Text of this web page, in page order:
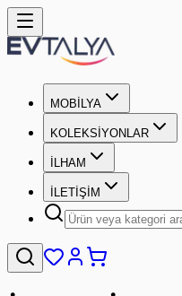
MOBİLYA
KOLEKSİYONLAR
İLHAM
İLETİŞİM